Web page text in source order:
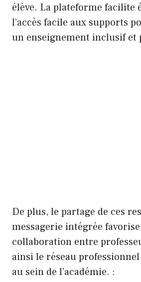
élève. La plateforme facilite
l’accès facile aux supports
un enseignement inclusif et
De plus, le partage de ces
messagerie intégrée
collaboration entre
ainsi le réseau
au sein de l’académie. :